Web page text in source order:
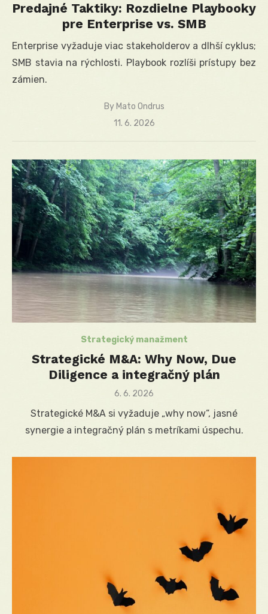
Predajné Taktiky: Rozdielne Playbooky
pre Enterprise vs. SMB
Enterprise vyžaduje viac stakeholderov a dlhší cyklus;
SMB stavia na rýchlosti. Playbook rozlíši prístupy bez
zámien.
By Mato Ondrus
Posted
11. 6. 2026
Strategický manažment
Strategické M&A: Why Now, Due
Diligence a integračný plán
Posted
6. 6. 2026
Strategické M&A si vyžaduje „why now“, jasné
synergie a integračný plán s metríkami úspechu.